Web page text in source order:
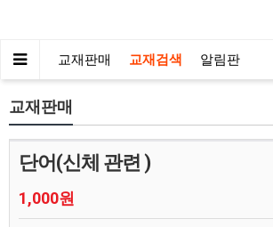
교재판매 교재검색 알림판
교재판매
단어(신체 관련 )
1,000원